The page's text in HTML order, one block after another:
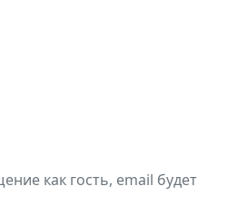
как гость, email будет